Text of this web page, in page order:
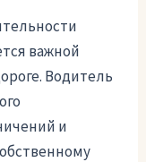
важной
Водитель
и